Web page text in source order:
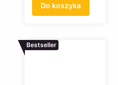
Do koszyka
Bestseller